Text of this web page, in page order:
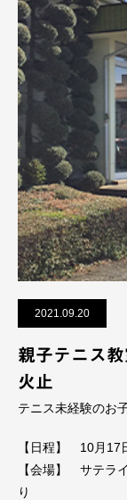
2021.09.20
親子テニス
火止
テニス未経験のお
【日程】 10月17
【会場】 サテラ
り